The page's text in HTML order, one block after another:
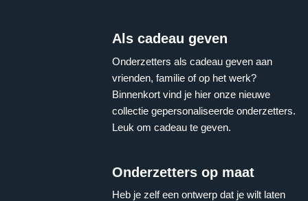
Als cadeau geven
Onderzetters als cadeau geven aan
vrienden, familie of op het werk?
Binnenkort vind je hier onze nieuwe
collectie gepersonaliseerde onderzetters.
Leuk om cadeau te geven.
Onderzetters op maat
Heb je zelf een ontwerp dat je wilt laten